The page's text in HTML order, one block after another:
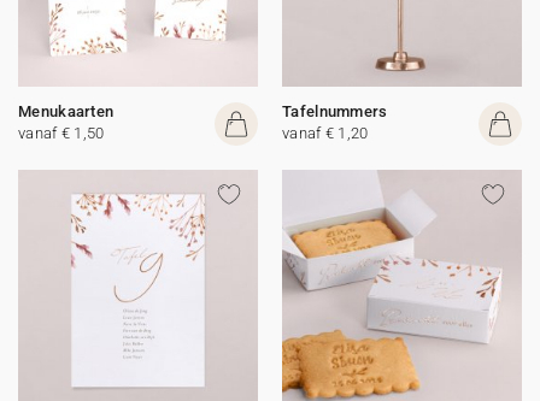
Menukaarten
vanaf € 1,50
Tafelnummers
vanaf € 1,20